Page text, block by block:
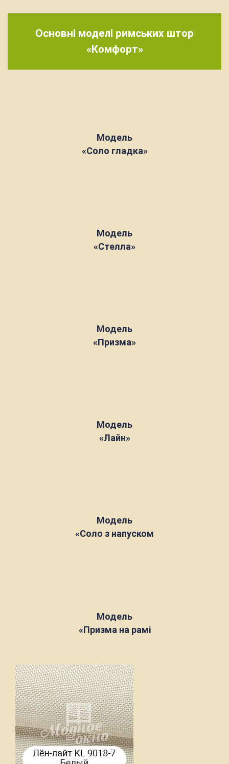
Основні моделі римських штор
«Комфорт»
Модель
«Соло гладка»
Модель
«Стелла»
Модель
«Призма»
Модель
«Лайн»
Модель
«Соло з напуском
Модель
«Призма на рамі